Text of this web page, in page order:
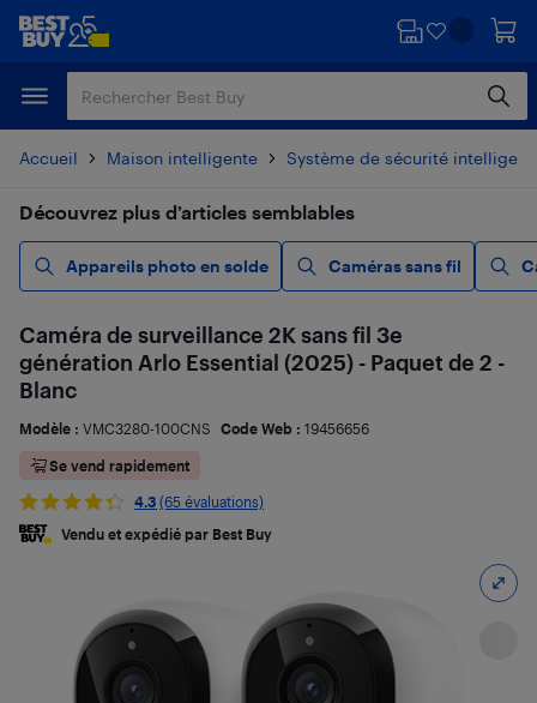
Passer
principal
Passer
Accueil Maison intelligente Système de sécurité
Découvrez plus d’articles semblables
Appareils photo en solde Caméras sans fil
Caméra de surveillance 2K sans fil 3e
génération Arlo Essential (2025) - Paquet de 2 -
Blanc
Modèle : VMC3280-100CNS Code Web : 19456656
Se vend rapidement
4.3 (65 évaluations)
Vendu et expédié par Best Buy